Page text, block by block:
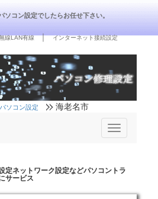
ソコン設定でしたらお任せ下さい。
線LAN有線 ｜ インターネット接続設定
ソコン設定 海老名市
Toggle
navigation
定ネットワーク設定などパソコントラ
サービス